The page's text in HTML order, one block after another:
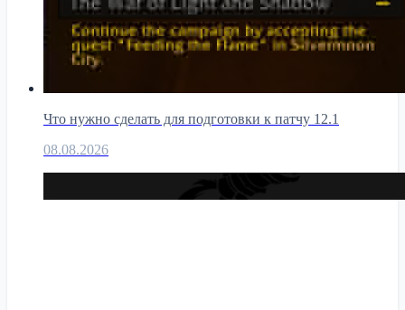
Что нужно сделать для подготовки к патчу 12.1
08.08.2026